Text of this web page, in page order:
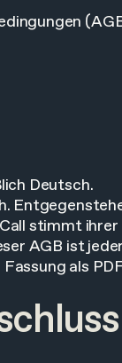
Deutsch.
stimmt
AGB ist
als